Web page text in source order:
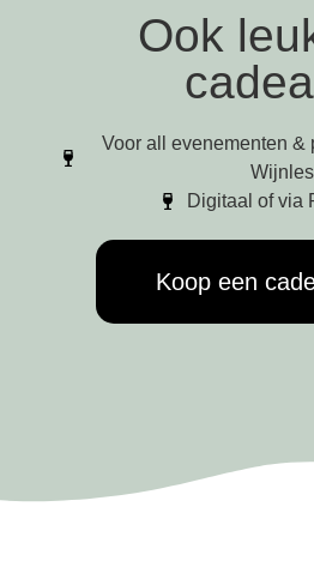
Ook
Voor all evenementen &
Wijnles
Digitaal of via
Koop een